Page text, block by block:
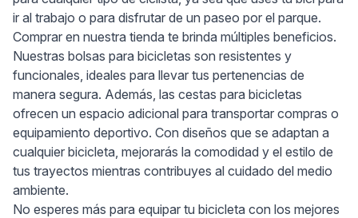
ir al trabajo o para disfrutar de un paseo por el parque.
Comprar en nuestra tienda te brinda múltiples beneficios.
Nuestras bolsas para bicicletas son resistentes y
funcionales, ideales para llevar tus pertenencias de
manera segura. Además, las cestas para bicicletas
ofrecen un espacio adicional para transportar compras o
equipamiento deportivo. Con diseños que se adaptan a
cualquier bicicleta, mejorarás la comodidad y el estilo de
tus trayectos mientras contribuyes al cuidado del medio
ambiente.
No esperes más para equipar tu bicicleta con los mejores